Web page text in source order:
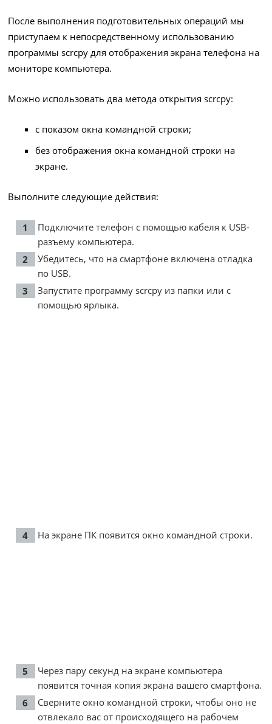
После выполнения подготовительных операций мы
приступаем к непосредственному использованию
программы scrcpy для отображения экрана телефона на
мониторе компьютера.
Можно использовать два метода открытия scrcpy:
с показом окна командной строки;
без отображения окна командной строки на
экране.
Выполните следующие действия:
Подключите телефон с помощью кабеля к USB-
разъему компьютера.
Убедитесь, что на смартфоне включена отладка
по USB.
Запустите программу scrcpy из папки или с
помощью ярлыка.
На экране ПК появится окно командной строки.
Через пару секунд на экране компьютера
появится точная копия экрана вашего смартфона.
Сверните окно командной строки, чтобы оно не
отвлекало вас от происходящего на рабочем